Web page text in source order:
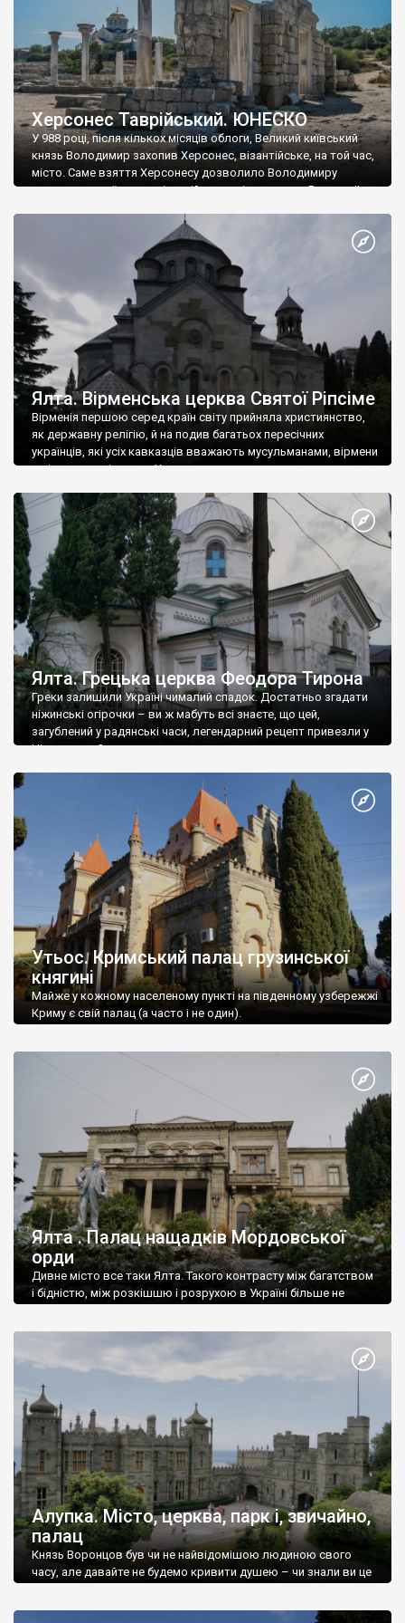
Херсонес Таврійський. ЮНЕСКО
У 988 році, після кількох місяців облоги, Великий київський
князь Володимир захопив Херсонес, візантійське, на той час,
місто. Саме взяття Херсонесу дозволило Володимиру
диктувати свої умови візантійському імператору Василю ІІ, та
Херсонесі Володимир-язичник, став Василем-християнином.
А потім було Хрещення Русі. На честь Херсонесу Таврійського
Ялта. Вірменська церква Святої Ріпсіме
Вірменія першою серед країн світу прийняла християнство,
як державну релігію, й на подив багатьох пересічних
українців, які усіх кавказців вважають мусульманами, вірмени
є відданими вірянами Христа
Ялта. Грецька церква Феодора Тирона
Греки залишили Україні чималий спадок. Достатньо згадати
ніжинські огірочки – ви ж мабуть всі знаєте, що цей,
загублений у радянські часи, легендарний рецепт привезли у
Ніжин греки?
Утьос. Кримський палац грузинської
княгині
Майже у кожному населеному пункті на південному узбережжі
Криму є свій палац (а часто і не один).
Ялта . Палац нащадків Мордовської
орди
Дивне місто все таки Ялта. Такого контрасту між багатством
і бідністю, між розкішшю і розрухою в Україні більше не
Алупка. Місто, церква, парк і, звичайно,
палац
Князь Воронцов був чи не найвідомішою людиною свого
часу, але давайте не будемо кривити душею – чи знали ви це